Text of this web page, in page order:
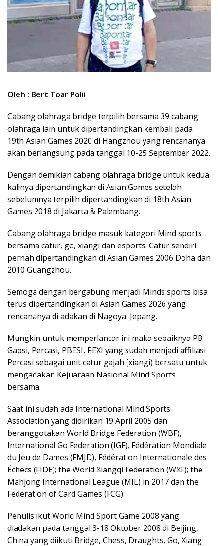
Oleh : Bert Toar Polii
Cabang olahraga bridge terpilih bersama 39 cabang
olahraga lain untuk dipertandingkan kembali pada
19th Asian Games 2020 di Hangzhou yang rencananya
akan berlangsung pada tanggal 10-25 September 2022.
Dengan demikian cabang olahraga bridge untuk kedua
kalinya dipertandingkan di Asian Games setelah
sebelumnya terpilih dipertandingkan di 18th Asian
Games 2018 di Jakarta & Palembang.
Cabang olahraga bridge masuk kategori Mind sports
bersama catur, go, xiangi dan esports. Catur sendiri
pernah dipertandingkan di Asian Games 2006 Doha dan
2010 Guangzhou.
Semoga dengan bergabung menjadi Minds sports bisa
terus dipertandingkan di Asian Games 2026 yang
rencananya di adakan di Nagoya, Jepang.
Mungkin untuk memperlancar ini maka sebaiknya PB
Gabsi, Percasi, PBESI, PEXI yang sudah menjadi affiliasi
Percasi sebagai unit catur gajah (xiangi) bersatu untuk
mengadakan Kejuaraan Nasional Mind Sports
bersama.
Saat ini sudah ada International Mind Sports
Association yang didirikan 19 April 2005 dan
beranggotakan World Bridge Federation (WBF),
International Go Federation (IGF), Fédération Mondiale
du Jeu de Dames (FMJD), Fédération Internationale des
Échecs (FIDE); the World Xiangqi Federation (WXF); the
Mahjong International League (MIL) in 2017 dan the
Federation of Card Games (FCG).
Penulis ikut World Mind Sport Game 2008 yang
diadakan pada tanggal 3-18 Oktober 2008 di Beijing,
China yang diikuti Bridge, Chess, Draughts, Go, Xiang